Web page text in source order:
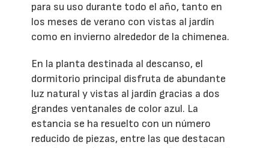
para su uso durante todo el año, tanto en
los meses de verano con vistas al jardín
como en invierno alrededor de la chimenea.
En la planta destinada al descanso, el
dormitorio principal disfruta de abundante
luz natural y vistas al jardín gracias a dos
grandes ventanales de color azul. La
estancia se ha resuelto con un número
reducido de piezas, entre las que destacan